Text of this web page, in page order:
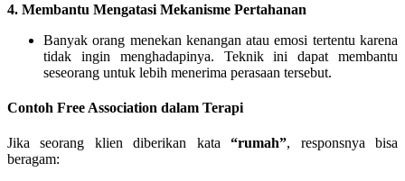
4. Membantu Mengatasi Mekanisme Pertahanan
Banyak orang menekan kenangan atau emosi tertentu karena
tidak ingin menghadapinya. Teknik ini dapat membantu
seseorang untuk lebih menerima perasaan tersebut.
Contoh Free Association dalam Terapi
Jika seorang klien diberikan kata“rumah”, responsnya bisa
beragam: